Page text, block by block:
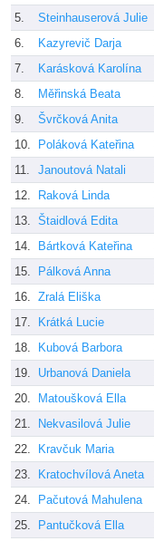
5.
Steinhauserová Julie
6.
Kazyrevič Darja
7.
Karásková Karolína
8.
Měřinská Beata
9.
Švrčková Anita
10.
Poláková Kateřina
11.
Janoutová Natali
12.
Raková Linda
13. Štaidlová Edita
14.
Bártková Kateřina
15.
Pálková Anna
16. Zralá Eliška
17.
Krátká Lucie
18.
Kubová Barbora
19.
Urbanová Daniela
20.
Matoušková Ella
21.
Nekvasilová Julie
22.
Kravčuk Maria
23.
Kratochvílová Aneta
24.
Pačutová Mahulena
25.
Pantučková Ella